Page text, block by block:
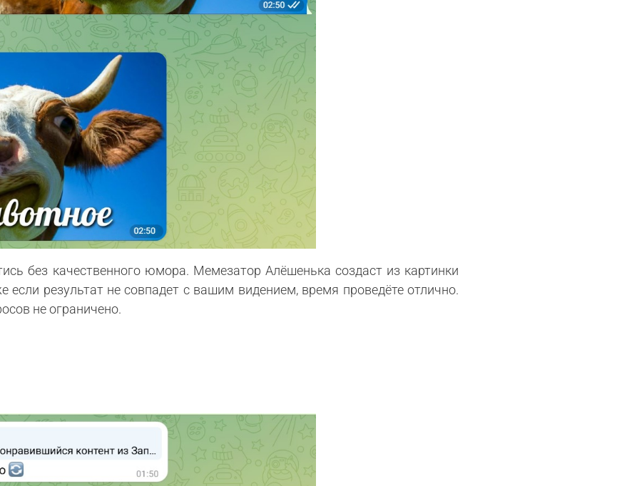
без качественного юмора. Мемезатор Алёшенька создаст из картинки
результат не совпадет с вашим видением, время проведёте отлично.
не ограничено.